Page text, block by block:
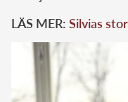
LÄS MER: Silvias